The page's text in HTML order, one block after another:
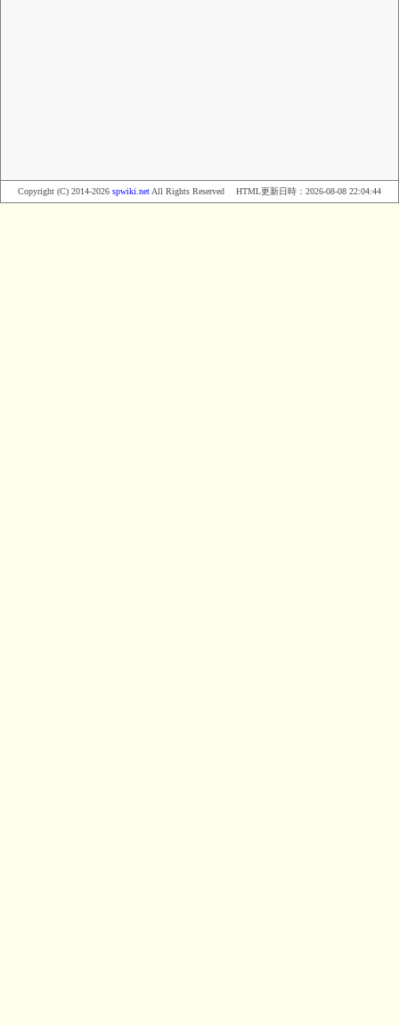
Copyright (C) 2014-2026 spwiki.net All Rights Reserved HTML更新日時： 2026-08-08 22:04:44